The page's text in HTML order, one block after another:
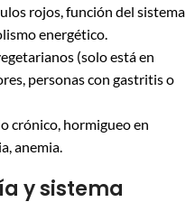
rojos, función del sistema
energético.
(solo está en
personas con gastritis o
crónico, hormigueo en
anemia.
y sistema